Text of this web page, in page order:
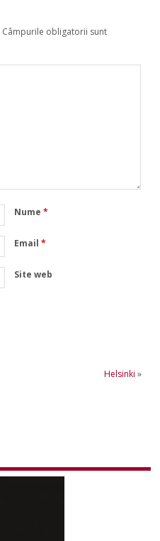
Câmpurile obligatorii sunt
Nume*
Email*
Site web
Helsinki »